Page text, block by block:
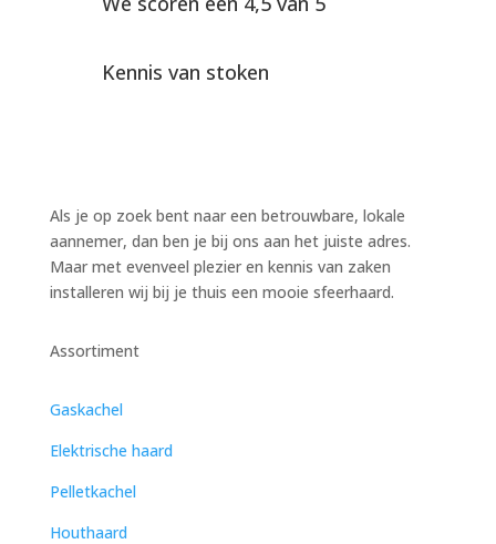
Kennis van stoken
Als je op zoek bent naar een betrouwbare, lokale
aannemer, dan ben je bij ons aan het juiste adres.
Maar met evenveel plezier en kennis van zaken
installeren wij bij je thuis een mooie sfeerhaard.
Assortiment
Gaskachel
Elektrische haard
Pelletkachel
Houthaard